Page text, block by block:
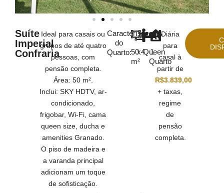
Suíte
Imperial
Confraria
Ideal para casais ou
grupos de até quatro
pessoas, com
pensão completa.
Área: 50 m².
Inclui: SKY HDTV, ar-
condicionado,
frigobar, Wi-Fi, cama
queen size, ducha e
amenities Granado.
O piso de madeira e
a varanda principal
adicionam um toque
de sofisticação.
Características
do
Quarto:50
m²
x4Queen
1
Quarto
Diária
para
casal à
partir de
R$3.839,00
+ taxas,
regime
de
pensão
completa.